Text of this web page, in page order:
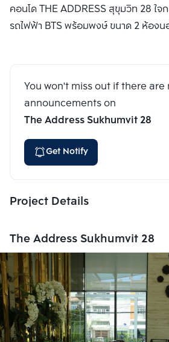
คอนโด THE ADDRESS สุขุมวิท 28 ใจก
รถไฟฟ้า BTS พร้อมพงษ์ ขนาด 2 ห้องนอ
You won't miss out if there are
announcements on
The Address Sukhumvit 28
Get Notify
Project Details
The Address Sukhumvit 28